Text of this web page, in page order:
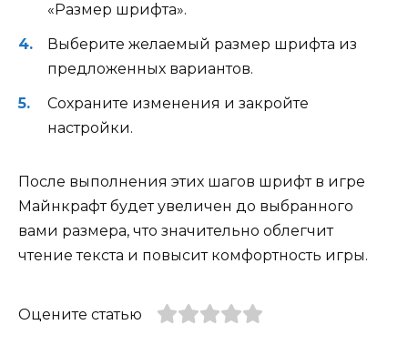
«Размер шрифта».
Выберите желаемый размер шрифта из
предложенных вариантов.
Сохраните изменения и закройте
настройки.
После выполнения этих шагов шрифт в игре
Майнкрафт будет увеличен до выбранного
вами размера, что значительно облегчит
чтение текста и повысит комфортность игры.
Оцените статью